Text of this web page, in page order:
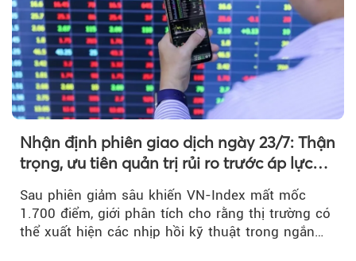
Nhận định phiên giao dịch ngày 23/7: Thận
trọng, ưu tiên quản trị rủi ro trước áp lực
Sau phiên giảm sâu khiến VN-Index mất mốc
1.700 điểm, giới phân tích cho rằng thị trường có
thể xuất hiện các nhịp hồi kỹ thuật trong ngắn